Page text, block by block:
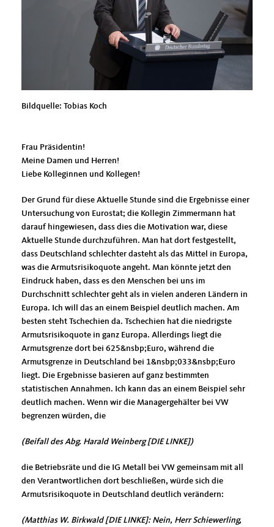
Bildquelle: Tobias Koch
Frau Präsidentin!
Meine Damen und Herren!
Liebe Kolleginnen und Kollegen!
Der Grund für diese Aktuelle Stunde sind die Ergebnisse einer
Untersuchung von Eurostat; die Kollegin Zimmermann hat
darauf hingewiesen, dass dies die Motivation war, diese
Aktuelle Stunde durchzuführen. Man hat dort festgestellt,
dass Deutschland schlechter dasteht als das Mittel in Europa,
was die Armutsrisikoquote angeht. Man könnte jetzt den
Eindruck haben, dass es den Menschen bei uns im
Durchschnitt schlechter geht als in vielen anderen Ländern in
Europa. Ich will das an einem Beispiel deutlich machen. Am
besten steht Tschechien da. Tschechien hat die niedrigste
Armutsrisikoquote in ganz Europa. Allerdings liegt die
Armutsgrenze dort bei 625&nsbp;Euro, während die
Armutsgrenze in Deutschland bei 1&nsbp;033&nsbp;Euro
liegt. Die Ergebnisse basieren auf ganz bestimmten
statistischen Annahmen. Ich kann das an einem Beispiel sehr
deutlich machen. Wenn wir die Managergehälter bei VW
begrenzen würden, die
(Beifall des Abg. Harald Weinberg [DIE LINKE])
die Betriebsräte und die IG Metall bei VW gemeinsam mit all
den Verantwortlichen dort beschließen, würde sich die
Armutsrisikoquote in Deutschland deutlich verändern:
(Matthias W. Birkwald [DIE LINKE]: Nein, Herr Schiewerling,